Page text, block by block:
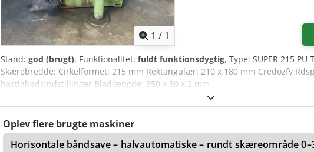
1 / 1
Stand: god (brugt), Funktionalitet: fuldt funktionsdygtig, Type: SUPER 215 PU
Skærebredde: Cirkelformet: 215 mm Rektangulær: 210 x 180 mm Credozfy
hastighedsindstillinger Bladlængde: 350 x 30 x 2 mm
Oplev flere brugte maskiner
Horisontale båndsave – halvautomatiske – rundt skæreområde